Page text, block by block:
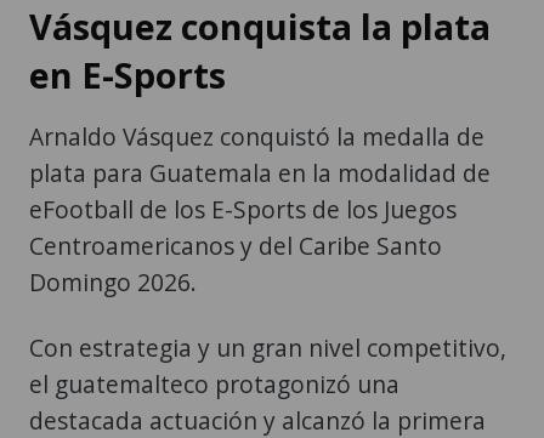
Vásquez conquista la plata
en E-Sports
Arnaldo Vásquez conquistó la medalla de
plata para Guatemala en la modalidad de
eFootball de los E-Sports de los Juegos
Centroamericanos y del Caribe Santo
Domingo 2026.
Con estrategia y un gran nivel competitivo,
el guatemalteco protagonizó una
destacada actuación y alcanzó la primera